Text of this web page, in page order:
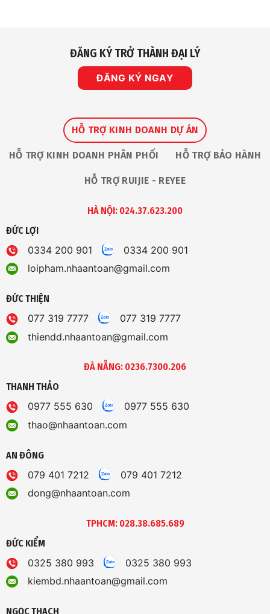
ĐĂNG KÝ TRỞ THÀNH ĐẠI LÝ
ĐĂNG KÝ NGAY
HỖ TRỢ KINH DOANH DỰ ÁN
HỖ TRỢ KINH DOANH PHÂN PHỐI HỖ TRỢ BẢO HÀNH
HỖ TRỢ RUIJIE - REYEE
HÀ NỘI: 024.37.623.200
ĐỨC LỢI
0334 200 901
0334 200 901
loipham.nhaantoan@gmail.com
ĐỨC THIỆN
077 319 7777
077 319 7777
thiendd.nhaantoan@gmail.com
ĐÀ NẴNG: 0236.7300.206
THANH THẢO
0977 555 630
0977 555 630
thao@nhaantoan.com
AN ĐÔNG
079 401 7212
079 401 7212
dong@nhaantoan.com
TPHCM: 028.38.685.689
ĐỨC KIỂM
0325 380 993
0325 380 993
kiembd.nhaantoan@gmail.com
NGỌC THẠCH